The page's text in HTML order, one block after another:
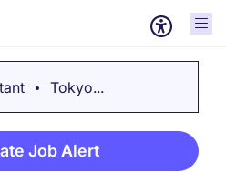
Tokyo...
Job Alert